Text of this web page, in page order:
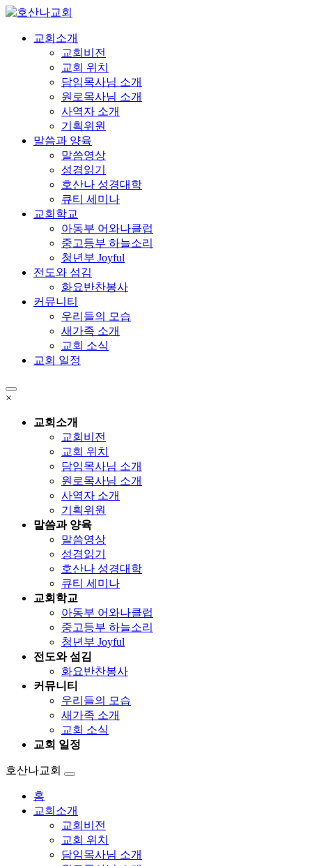
교회소개
교회비전
교회 위치
담임목사님 소개
원로목사님 소개
사역자 소개
기획위원
말씀과 양육
말씀영상
성경읽기
호산나 성경대학
큐티 세미나
교회학교
아동부 어와나클럽
중고등부 하늘소리
청년부 Joyful
전도와 섬김
화요반찬봉사
커뮤니티
우리들의 모습
새가족 소개
교회 소식
교회 일정
×
교회소개
교회비전
교회 위치
담임목사님 소개
원로목사님 소개
사역자 소개
기획위원
말씀과 양육
말씀영상
성경읽기
호산나 성경대학
큐티 세미나
교회학교
아동부 어와나클럽
중고등부 하늘소리
청년부 Joyful
전도와 섬김
화요반찬봉사
커뮤니티
우리들의 모습
새가족 소개
교회 소식
교회 일정
호산나교회
홈
교회소개
교회비전
교회 위치
담임목사님 소개